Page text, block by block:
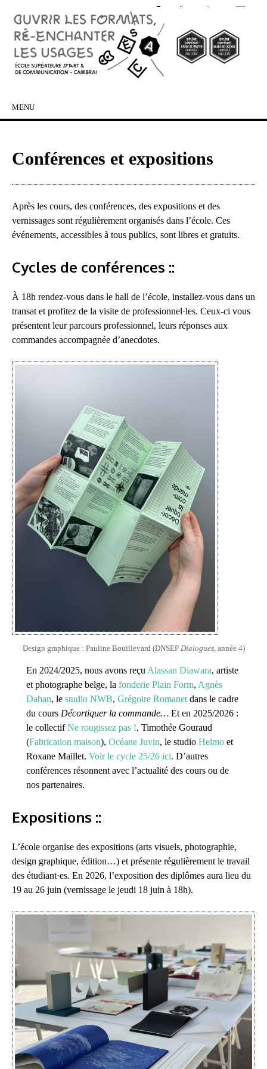
MENU
Conférences et expositions
Après les cours, des conférences, des expositions et des
vernissages sont régulièrement organisés dans l’école. Ces
événements, accessibles à tous publics, sont libres et gratuits.
Cycles de conférences ::
À 18h rendez-vous dans le hall de l’école, installez-vous dans un
transat et profitez de la visite de professionnel·les. Ceux-ci vous
présentent leur parcours professionnel, leurs réponses aux
commandes accompagnée d’anecdotes.
Design graphique : Pauline Bouillevard (DNSEP Dialogues, année 4)
En 2024/2025, nous avons reçu Alassan Diawara, artiste
et photographe belge, la fonderie Plain Form, Agnès
Dahan, le studio NWB, Grégoire Romanet dans le cadre
du cours Décortiquer la commande… Et en 2025/2026 :
le collectifNe rougissez pas !, Timothée Gouraud
(Fabrication maison), Océane Juvin, le studio Helmo et
Roxane Maillet. Voir le cycle 25/26 ici. D’autres
conférences résonnent avec l’actualité des cours ou de
nos partenaires.
Expositions ::
L’école organise des expositions (arts visuels, photographie,
design graphique, édition…) et présente régulièrement le travail
des étudiant·es. En 2026, l’exposition des diplômes aura lieu du
19 au 26 juin (vernissage le jeudi 18 juin à 18h).